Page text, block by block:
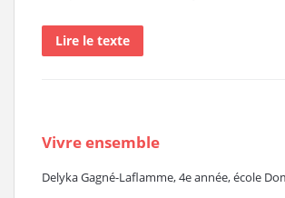
Lire le texte
Vivre ensemble
Delyka Gagné-Laflamme, 4e année, école